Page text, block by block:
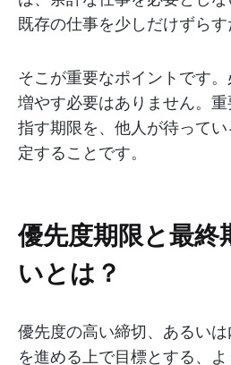
既存の仕事を少しだけずらす
そこが重要なポイントです
増やす必要はありません。
指す期限を、他人が待って
定することです。
優先度期限と最終
いとは？
優先度の高い締切、あるい
を進める上で目標とする、